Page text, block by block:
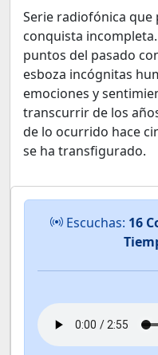
Serie radiofónica que
conquista
puntos del pasado
esboza incógnitas
emociones y
transcurrir de los
de lo ocurrido hace
se ha transfigurado.
Escuchas: 16